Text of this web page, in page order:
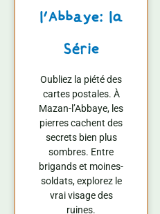
l’Abbaye: la
Série
Oubliez la piété des
cartes postales. À
Mazan-l’Abbaye, les
pierres cachent des
secrets bien plus
sombres. Entre
brigands et moines-
soldats, explorez le
vrai visage des
ruines.